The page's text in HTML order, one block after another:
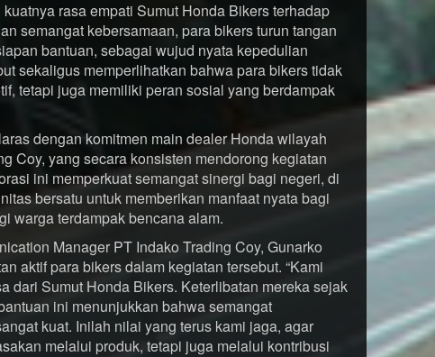
rasa empati Sumut Honda Bikers terhadap
semangat kebersamaan, para bikers turun tangan
bantuan, sebagai wujud nyata kepedulian
sekaligus memperlihatkan bahwa para bikers tidak
tetapi juga memiliki peran sosial yang berdampak
dengan komitmen main dealer Honda wilayah
Coy, yang secara konsisten mendorong kegiatan
ini memperkuat semangat sinergi bagi negeri, di
bersatu untuk memberikan manfaat nyata bagi
warga terdampak bencana alam.
Manager PT Indako Trading Coy, Gunarko
aktif para bikers dalam kegiatan tersebut. “Kami
dari Sumut Honda Bikers. Keterlibatan mereka sejak
ini menunjukkan bahwa semangat
kuat. Inilah nilai yang terus kami jaga, agar
melalui produk, tetapi juga melalui kontribusi